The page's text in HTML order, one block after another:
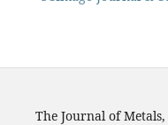
The Journal of